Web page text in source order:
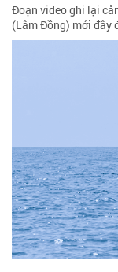
Đoạn video ghi lại
(Lâm Đồng) mới đây